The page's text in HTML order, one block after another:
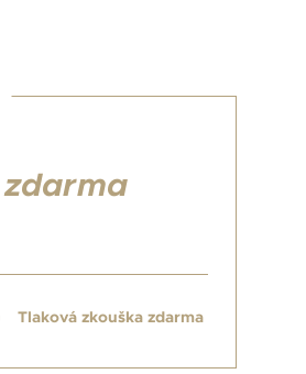
Tlaková zkouška zdarma